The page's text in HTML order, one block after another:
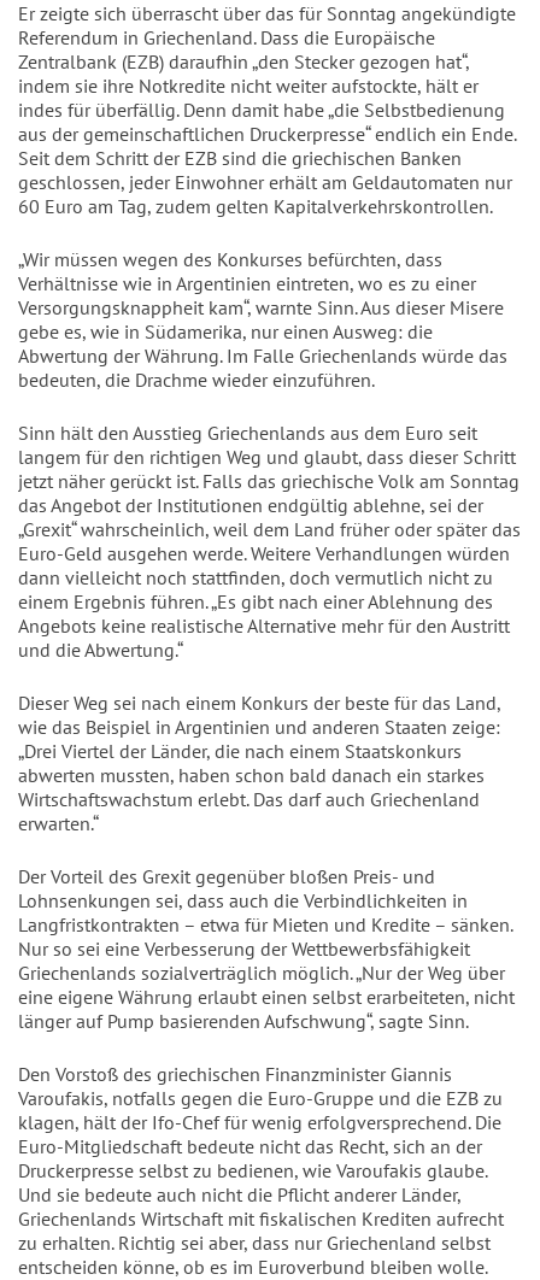
Er zeigte sich überrascht über das für Sonntag angekündigte
Referendum in Griechenland. Dass die Europäische
Zentralbank (EZB) daraufhin „den Stecker gezogen hat“,
indem sie ihre Notkredite nicht weiter aufstockte, hält er
indes für überfällig. Denn damit habe „die Selbstbedienung
aus der gemeinschaftlichen Druckerpresse“ endlich ein Ende.
Seit dem Schritt der EZB sind die griechischen Banken
geschlossen, jeder Einwohner erhält am Geldautomaten nur
60 Euro am Tag, zudem gelten Kapitalverkehrskontrollen.
„Wir müssen wegen des Konkurses befürchten, dass
Verhältnisse wie in Argentinien eintreten, wo es zu einer
Versorgungsknappheit kam“, warnte Sinn. Aus dieser Misere
gebe es, wie in Südamerika, nur einen Ausweg: die
Abwertung der Währung. Im Falle Griechenlands würde das
bedeuten, die Drachme wieder einzuführen.
Sinn hält den Ausstieg Griechenlands aus dem Euro seit
langem für den richtigen Weg und glaubt, dass dieser Schritt
jetzt näher gerückt ist. Falls das griechische Volk am Sonntag
das Angebot der Institutionen endgültig ablehne, sei der
„Grexit“ wahrscheinlich, weil dem Land früher oder später das
Euro-Geld ausgehen werde. Weitere Verhandlungen würden
dann vielleicht noch stattfinden, doch vermutlich nicht zu
einem Ergebnis führen. „Es gibt nach einer Ablehnung des
Angebots keine realistische Alternative mehr für den Austritt
und die Abwertung.“
Dieser Weg sei nach einem Konkurs der beste für das Land,
wie das Beispiel in Argentinien und anderen Staaten zeige:
„Drei Viertel der Länder, die nach einem Staatskonkurs
abwerten mussten, haben schon bald danach ein starkes
Wirtschaftswachstum erlebt. Das darf auch Griechenland
erwarten.“
Der Vorteil des Grexit gegenüber bloßen Preis- und
Lohnsenkungen sei, dass auch die Verbindlichkeiten in
Langfristkontrakten – etwa für Mieten und Kredite – sänken.
Nur so sei eine Verbesserung der Wettbewerbsfähigkeit
Griechenlands sozialverträglich möglich. „Nur der Weg über
eine eigene Währung erlaubt einen selbst erarbeiteten, nicht
länger auf Pump basierenden Aufschwung“, sagte Sinn.
Den Vorstoß des griechischen Finanzminister Giannis
Varoufakis, notfalls gegen die Euro-Gruppe und die EZB zu
klagen, hält der Ifo-Chef für wenig erfolgversprechend. Die
Euro-Mitgliedschaft bedeute nicht das Recht, sich an der
Druckerpresse selbst zu bedienen, wie Varoufakis glaube.
Und sie bedeute auch nicht die Pflicht anderer Länder,
Griechenlands Wirtschaft mit fiskalischen Krediten aufrecht
zu erhalten. Richtig sei aber, dass nur Griechenland selbst
entscheiden könne, ob es im Euroverbund bleiben wolle.